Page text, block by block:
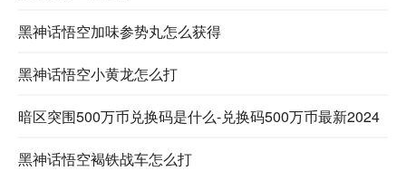
黑神话悟空加味参势丸怎么获得
黑神话悟空小黄龙怎么打
暗区突围500万币兑换码是什么-兑换码500万币最新2024
黑神话悟空褐铁战车怎么打